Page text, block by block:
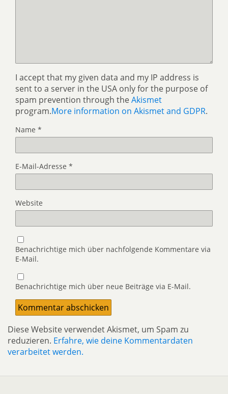
I accept that my given data and my IP address is
sent to a server in the USA only for the purpose of
spam prevention through theAkismet
program.More information on Akismet and GDPR.
Name *
E-Mail-Adresse *
Website
Benachrichtige mich über nachfolgende Kommentare via
E-Mail.
Benachrichtige mich über neue Beiträge via E-Mail.
Diese Website verwendet Akismet, um Spam zu
reduzieren. Erfahre, wie deine Kommentardaten
verarbeitet werden.